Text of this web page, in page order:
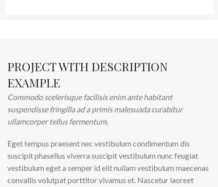
PROJECT WITH DESCRIPTION
EXAMPLE
Commodo scelerisque facilisis enim ante habitant
suspendisse fringilla ad a primis malesuada curabitur
ullamcorper tellus fermentum.
Eget tempus praesent nec vestibulum condimentum dis
suscipit phasellus viverra suscipit vestibulum nunc feugiat
vestibulum eget a semper id elit nullam vestibulum maecenas
convallis volutpat porttitor vivamus et. Nascetur laoreet